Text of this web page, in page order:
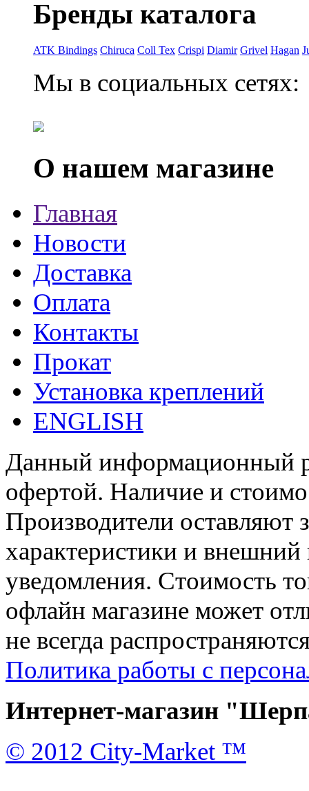
Бренды каталога
ATK Bindings Chiruca Coll Tex Crispi Diamir Grivel Hagan
Мы в социальных сетях:
О нашем магазине
Главная
Новости
Доставка
Оплата
Контакты
Прокат
Установка креплений
ENGLISH
Данный информационный
офертой. Наличие и
Производители оставляют
характеристики и внешний
уведомления. Стоимость
офлайн магазине может
не всегда
Политика работы с
Интернет-магазин
© 2012 City-Market ™